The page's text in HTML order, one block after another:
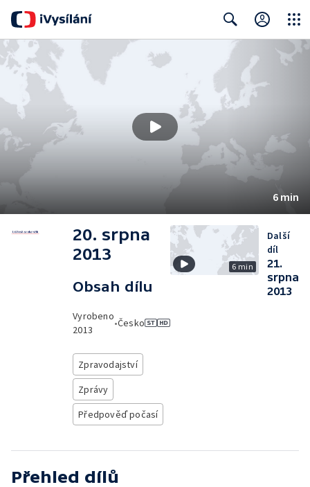
Search
6 min
20. srpna
2013
Obsah dílu
Vyrobeno
2013
•Česko
Zpravodajství
Zprávy
Předpověď počasí
6 min
Další
díl
21.
srpna
2013
Přehled dílů